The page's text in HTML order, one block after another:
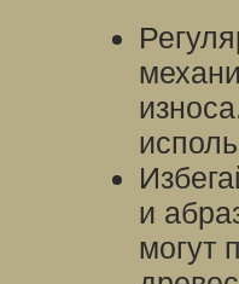
и
могут